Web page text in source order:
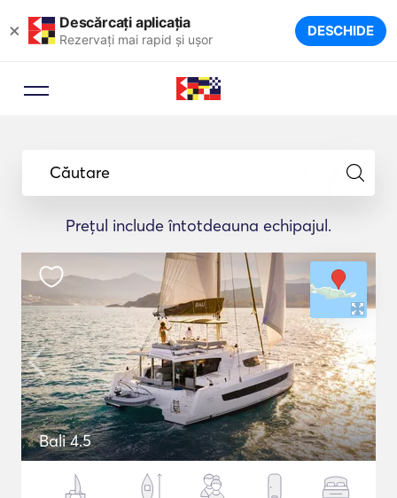
× Descărcați aplicația
Rezervați mai rapid și ușor DESCHIDE
Căutare
Prețul include întotdeauna echipajul.
Bali 4.5